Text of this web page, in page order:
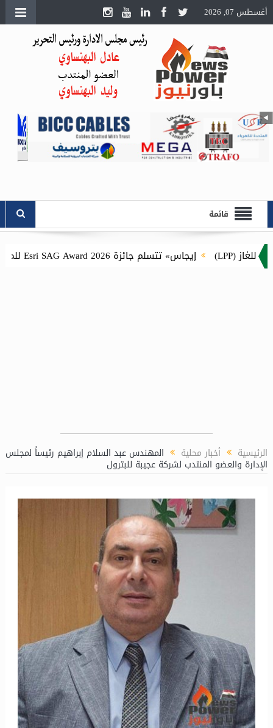
أغسطس 07, 2026
قائمة
إيجاس» تتسلم جائزة Esri SAG Award 2026 للمرة الثانية عن مشروع توصيل الغاز الطبيعي للمنازل
الرئيسية أخبار محلية المهندس عبد السلام إبراهيم رئيساً لمجلس
الإدارة والعضو المنتدب لشركة عجيبة للبترول